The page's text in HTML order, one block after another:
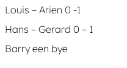
Louis – Arien 0 -1
Hans – Gerard 0 – 1
Barry een bye